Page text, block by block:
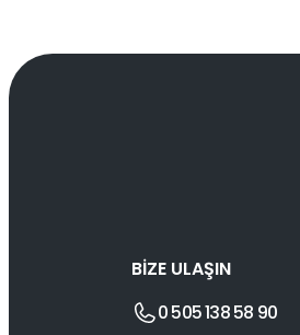
BİZE ULAŞIN
0 505 138 58 90